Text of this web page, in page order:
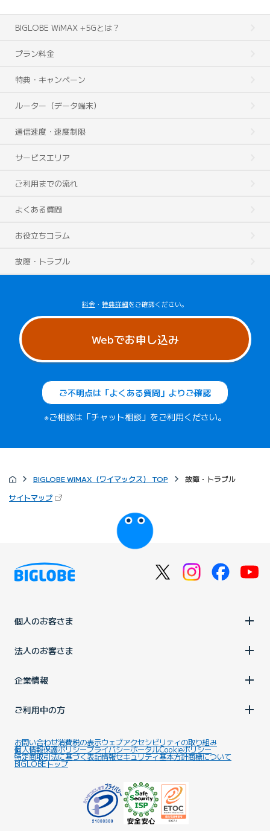
BIGLOBE WiMAX +5Gとは？
プラン料金
特典・キャンペーン
ルーター（データ端末）
通信速度・速度制限
サービスエリア
ご利用までの流れ
よくある質問
お役立ちコラム
故障・トラブル
料金 ・ 特典詳細をご確認ください。
Webでお申し込み
ご不明点は「よくある質問」よりご確認
※ご相談は「チャット相談」をご利用ください。
BIGLOBE WiMAX（ワイマックス） TOP
故障・トラブル
サイトマップ（新しいタブで開きます）
びっぷるのページ
個人のお客さま
法人のお客さま
企業情報
ご利用中の方
お問い合わせ消費税の表示ウェブアクセシビリティの取り組み
個人情報保護ポリシープライバシーポータルCookieポリシー
特定商取引法に基づく表記情報セキュリティ基本方針商標について
BIGLOBEトップ